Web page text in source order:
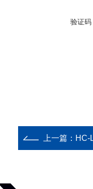
验证码
上一篇： HC-